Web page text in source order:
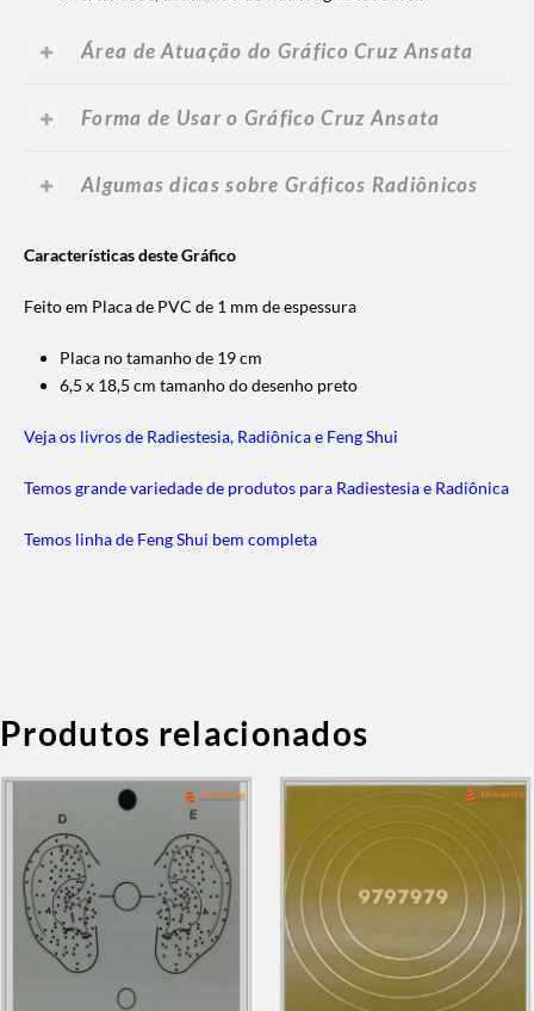
Área de Atuação do Gráfico Cruz Ansata
Forma de Usar o Gráfico Cruz Ansata
Algumas dicas sobre Gráficos Radiônicos
Características deste Gráfico
Feito em Placa de PVC de 1 mm de espessura
Placa no tamanho de 19 cm
6,5 x 18,5 cm tamanho do desenho preto
Veja os livros de Radiestesia, Radiônica e Feng Shui
Temos grande variedade de produtos para Radiestesia e Radiônica
Temos linha de Feng Shui bem completa
Produtos relacionados